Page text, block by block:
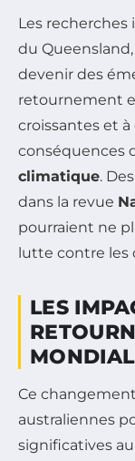
Les
du
devenir des
retournement
croissantes et
conséquences
climatique.
dans la revue
pourraient ne
lutte contre
LES
MONDIAL
Ce
australiennes
significatives